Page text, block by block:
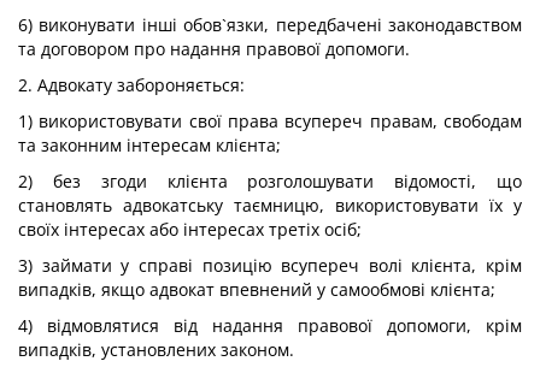
6) виконувати інші обов`язки, передбачені законодавством
та договором про надання правової допомоги.
2. Адвокату забороняється:
1) використовувати свої права всупереч правам, свободам
та законним інтересам клієнта;
2) без згоди клієнта розголошувати відомості, що
становлять адвокатську таємницю, використовувати їх у
своїх інтересах або інтересах третіх осіб;
3) займати у справі позицію всупереч волі клієнта, крім
випадків, якщо адвокат впевнений у самообмові клієнта;
4) відмовлятися від надання правової допомоги, крім
випадків, установлених законом.